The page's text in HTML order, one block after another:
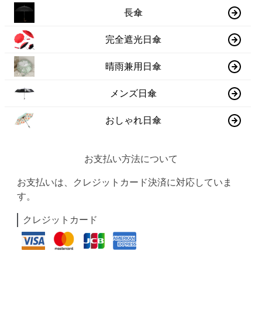
長傘
完全遮光日傘
晴雨兼用日傘
メンズ日傘
おしゃれ日傘
お支払い方法について
お支払いは、クレジットカード決済に対応していま
す。
クレジットカード